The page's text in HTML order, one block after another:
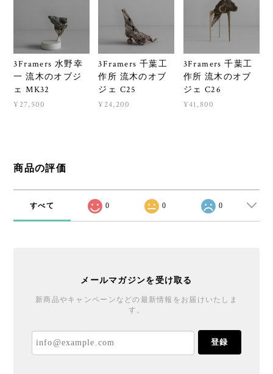
3Framers 水野幸
一 流木のオブジ
ェ MK32
¥27,500
3Framers 千葉工
作所 流木のオブ
ジェ C25
¥24,200
3Framers 千葉工
作所 流木のオブ
ジェ C26
¥41,800
商品の評価
すべて 0 0 0
メールマガジンを受け取る
新商品やキャンペーンなどの最新情報をお届けいたしま
す。
登録